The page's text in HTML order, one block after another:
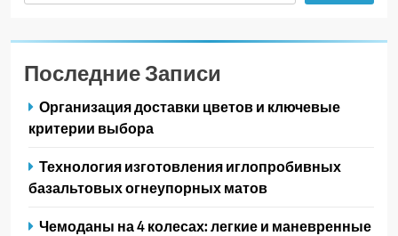
Последние Записи
Организация доставки цветов и ключевые
критерии выбора
Технология изготовления иглопробивных
базальтовых огнеупорных матов
Чемоданы на 4 колесах: легкие и маневренные